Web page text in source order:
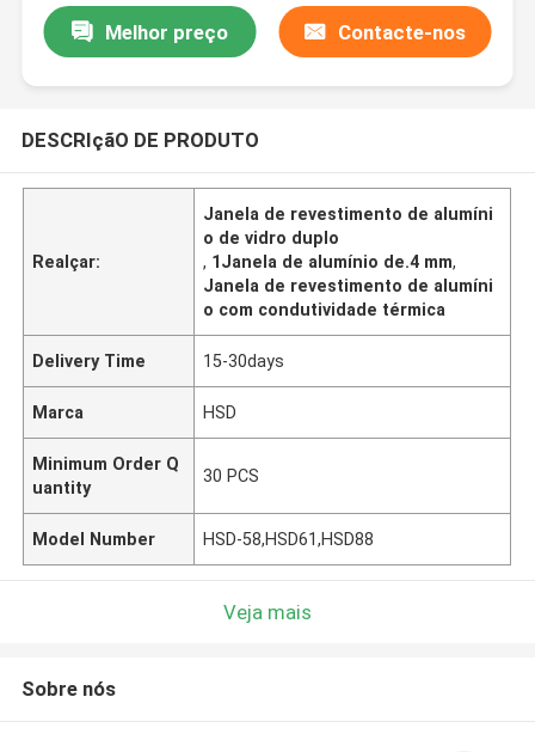
Melhor preço Contacte-nos
DESCRIçãO DE PRODUTO
Realçar:
Janela de revestimento de alumíni
o de vidro duplo
, 1Janela de alumínio de.4 mm,
Janela de revestimento de alumíni
o com condutividade térmica
Delivery Time 15-30days
Marca HSD
Minimum Order Q
uantity
30 PCS
Model Number HSD-58,HSD61,HSD88
Veja mais
Sobre nós